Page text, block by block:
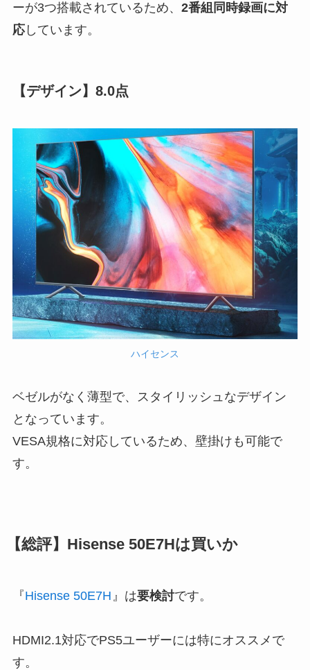
ーが3つ搭載されているため、 2番組同時録画に対
応しています。
【デザイン】8.0点
ハイセンス
ベゼルがなく薄型で、スタイリッシュなデザイン
となっています。
VESA規格に対応しているため、壁掛けも可能で
す。
【総評】Hisense 50E7Hは買いか
『Hisense 50E7H 』は要検討です。
HDMI2.1対応でPS5ユーザーには特にオススメで
す。